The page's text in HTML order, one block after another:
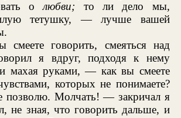
олюбви; то ли дело мы,
тетушку, — лучше вашей
говорить, смеяться над
я вдруг, подходя к нему
махая руками, — как вы смеете
которых не понимаете?
позволю. Молчать! — закричал я
не зная, что говорить дальше, и